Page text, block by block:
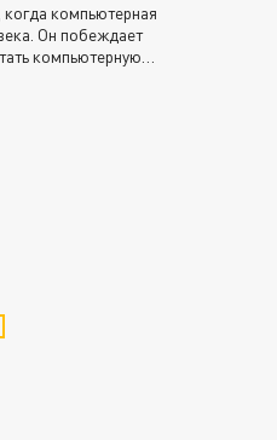
компьютерная
Он побеждает
компьютерную